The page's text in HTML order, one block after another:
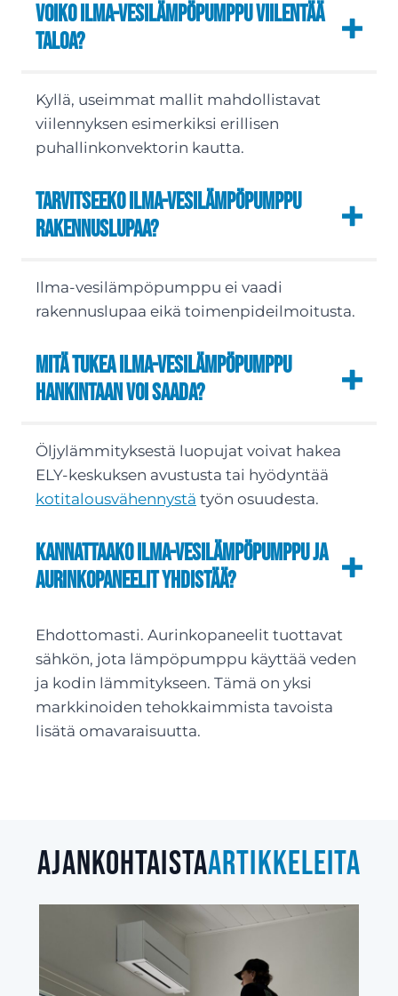
Voiko ilma-vesilämpöpumppu viilentää
taloa?
Kyllä, useimmat mallit mahdollistavat
viilennyksen esimerkiksi erillisen
puhallinkonvektorin kautta.
Tarvitseeko ilma-vesilämpöpumppu
rakennuslupaa?
Ilma-vesilämpöpumppu ei vaadi
rakennuslupaa eikä toimenpideilmoitusta.
Mitä tukea ilma-vesilämpöpumppu
hankintaan voi saada?
Öljylämmityksestä luopujat voivat hakea
ELY-keskuksen avustusta tai hyödyntää
kotitalousvähennystä työn osuudesta.
Kannattaako ilma-vesilämpöpumppu ja
aurinkopaneelit yhdistää?
Ehdottomasti. Aurinkopaneelit tuottavat
sähkön, jota lämpöpumppu käyttää veden
ja kodin lämmitykseen. Tämä on yksi
markkinoiden tehokkaimmista tavoista
lisätä omavaraisuutta.
Ajankohtaistaartikkeleita